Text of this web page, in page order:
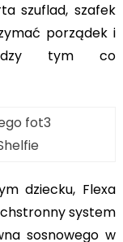
szuflad, szafek
porządek i
tym co
dziecku, Flexa
system
sosnowego w